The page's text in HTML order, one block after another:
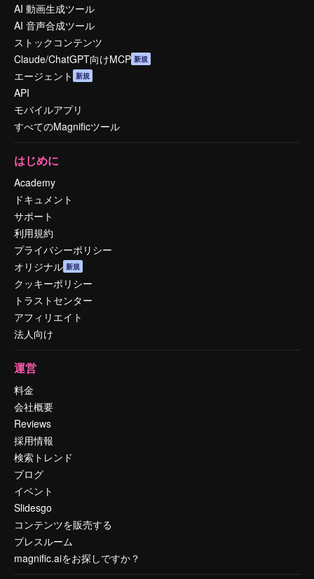
AI 動画生成ツール
AI 音声合成ツール
ストックコンテンツ
Claude/ChatGPT向けMCP 新規
エージェント 新規
API
モバイルアプリ
すべてのMagnificツール
はじめに
Academy
ドキュメント
サポート
利用規約
プライバシーポリシー
オリジナル 新規
クッキーポリシー
トラストセンター
アフィリエイト
法人向け
運営
料金
会社概要
Reviews
採用情報
検索トレンド
ブログ
イベント
Slidesgo
コンテンツを販売する
プレスルーム
magnific.aiをお探しですか？